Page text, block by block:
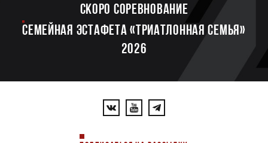
Скоро соревнование
Семейная эстафета «Триатлонная семья»
2026